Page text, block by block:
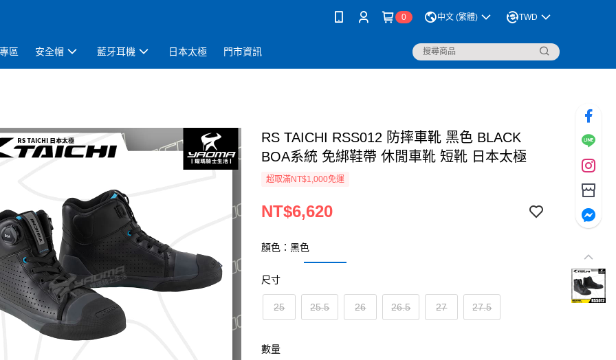
0 中文 (繁體) TWD
區 安全帽 藍牙耳機 日本太極 門市資訊
RS TAICHI RSS012 防摔車靴 黑色 BLACK
BOA系統 免綁鞋帶 休閒車靴 短靴 日本太極
超取滿NT$1,000免運
NT$6,620
顏色：黑色
尺寸
25 25.5 26 26.5 27 27.5
數量